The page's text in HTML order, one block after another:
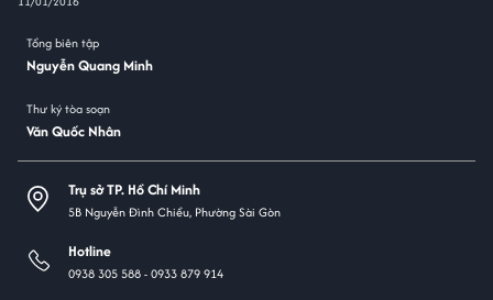
Tổng biên tập
Nguyễn Quang Minh
Thư ký tòa soạn
Văn Quốc Nhân
Trụ sở TP. Hồ Chí Minh
5B Nguyễn Đình Chiểu, Phường Sài Gòn
Hotline
0938 305 588 -0933 879 914